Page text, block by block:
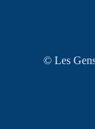
© Les